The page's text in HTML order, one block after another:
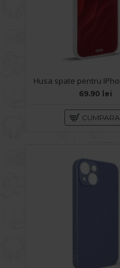
69.90 lei
CUMPARA